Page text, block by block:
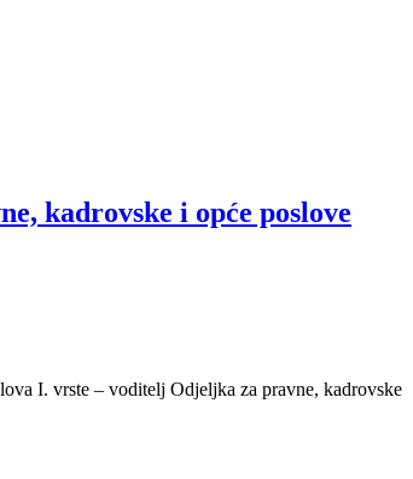
kadrovske i opće poslove
I. vrste – voditelj Odjeljka za pravne, kadrovske